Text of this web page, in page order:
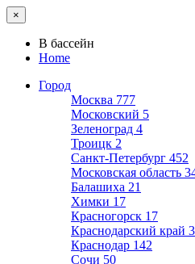
×
В бассейн
Home
Город
Москва 777
Московский 5
Зеленоград 4
Троицк 2
Санкт-Петербург 452
Московская область
Балашиха 21
Химки 17
Красногорск 17
Краснодарский край
Краснодар 142
Сочи 50